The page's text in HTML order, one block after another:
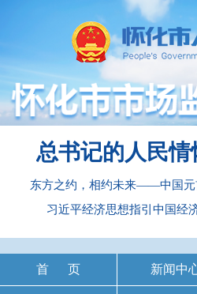
东方之约，相约未来——中国元
习近平经济思想指引中国经
首 页 新闻中